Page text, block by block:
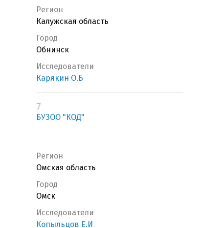
Регион
Калужская область
Город
Обнинск
Исследователи
Карякин О.Б
7
БУЗОО "КОД"
Регион
Омская область
Город
Омск
Исследователи
Копыльцов Е.И